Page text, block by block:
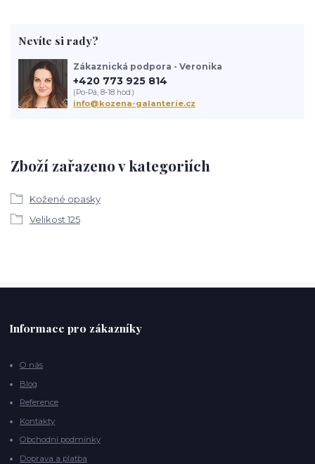
Zboží zařazeno v kategoriích
Kožené opasky
Velikost 125
Nevíte si rady?
Zákaznická podpora - Veronika
+420 773 925 814
(Po-Pá, 8-18 hod.)
info@kozena-galanterie.cz
Informace pro zákazníky
O nás
Blog
Reference
Kontakty
Obchodní podmínky
Doprava a platba